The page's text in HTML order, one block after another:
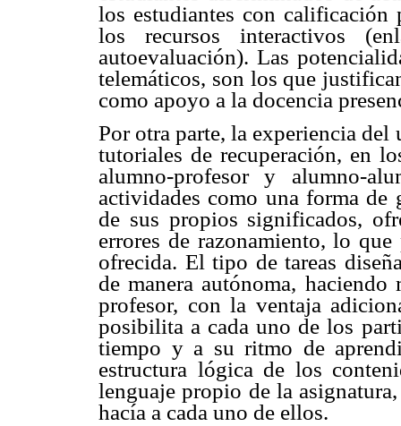
los estudiantes con
los recursos interactivos
autoevaluación). Las
telemáticos, son los que
como apoyo a la docencia
Por otra parte, la experiencia del
tutoriales de recuperación, en
alumno-profesor y alumno-
actividades como una forma de
de sus propios significados,
errores de razonamiento, lo
ofrecida. El tipo de tareas
de manera autónoma,
profesor, con la ventaja
posibilita a cada uno de los
tiempo y a su ritmo de
estructura lógica de los
lenguaje propio de la
hacía a cada uno de ellos.